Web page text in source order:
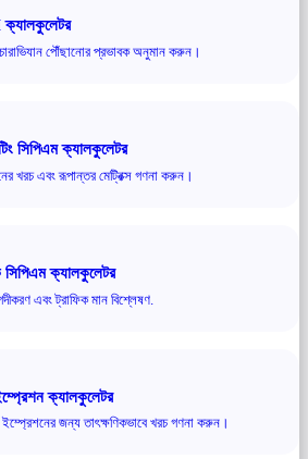
ক্যালকুলেটর
পৌঁছানোর প্রভাবক অনুমান করুন।
সিপিএম ক্যালকুলেটর
খরচ এবং রূপান্তর মেট্রিক্স গণনা করুন।
সিপিএম ক্যালকুলেটর
এবং ট্রাফিক মান বিশ্লেষণ.
ক্যালকুলেটর
জন্য তাৎক্ষণিকভাবে খরচ গণনা করুন।